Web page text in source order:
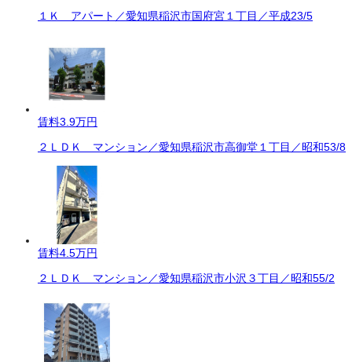
１Ｋ アパート／愛知県稲沢市国府宮１丁目／平成23/5
賃料3.9万円
２ＬＤＫ マンション／愛知県稲沢市高御堂１丁目／昭和53/8
賃料4.5万円
２ＬＤＫ マンション／愛知県稲沢市小沢３丁目／昭和55/2